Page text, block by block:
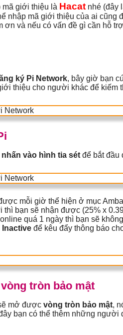
mã giới thiệu là Hacat nhé (đây
nhập mã giới thiệu của ai cũng
ơn và nếu có vấn đề gì cần hỗ
ký Pi Network, bây giờ bạn
thiệu cho người khác để kiếm
nhấn vào hình tia sét để bắt đầu
mỗi giờ thể hiện ở mục
thì bạn sẽ nhận được (25% x
quá 1 ngày thì bạn sẽ
Inactive để kêu đẩy thông báo
tròn bảo mật
mở được vòng tròn bảo mật,
bạn có thể thêm những người